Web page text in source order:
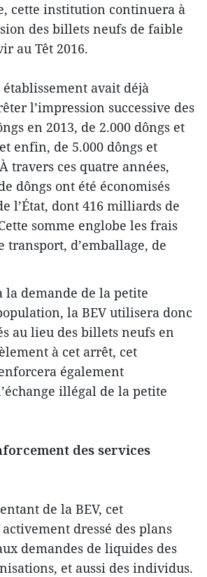
cette institution continuera à
des billets neufs de faible
au Têt 2016.
avait déjà
l’impression successive des
en 2013, de 2.000 dôngs et
enfin, de 5.000 dôngs et
travers ces quatre années,
dôngs ont été économisés
l’État, dont 416 milliards de
somme englobe les frais
transport, d’emballage, de
la demande de la petite
la BEV utilisera donc
au lieu des billets neufs en
à cet arrêt, cet
également
illégal de la petite
des services
de la BEV, cet
dressé des plans
demandes de liquides des
et aussi des individus.